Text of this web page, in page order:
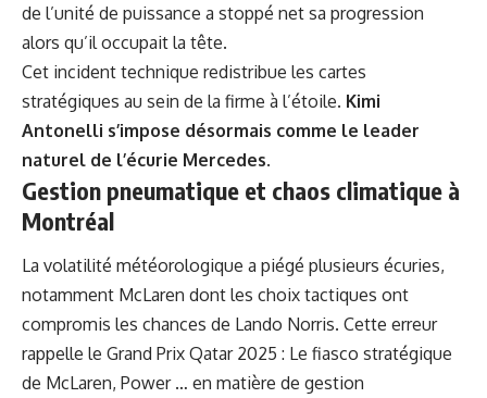
de l’unité de puissance a stoppé net sa progression
alors qu’il occupait la tête.
Cet incident technique redistribue les cartes
stratégiques au sein de la firme à l’étoile. Kimi
Antonelli s’impose désormais comme le leader
naturel de l’écurie Mercedes.
Gestion pneumatique et chaos climatique à
Montréal
La volatilité météorologique a piégé plusieurs écuries,
notamment McLaren dont les choix tactiques ont
compromis les chances de Lando Norris. Cette erreur
rappelle le Grand Prix Qatar 2025 : Le fiasco stratégique
de McLaren, Power … en matière de gestion